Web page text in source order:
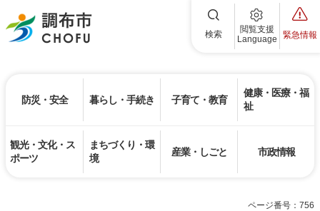
調布市 検索
閲覧支援
Language
緊急情報
防災・安全 暮らし・手続き 子育て・教育
健康・医療・福
祉
観光・文化・ス
ポーツ
まちづくり・環
境
産業・しごと 市政情報
ページ番号：756